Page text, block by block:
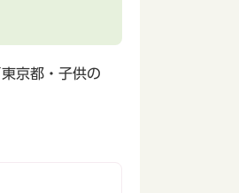
京都・子供の